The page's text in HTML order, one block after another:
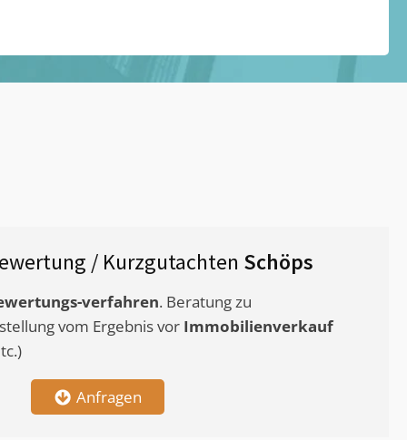
/ Kurzgutachten Schöps
verfahren. Beratung zu
vom Ergebnis vor Immobilienverkauf
Anfragen